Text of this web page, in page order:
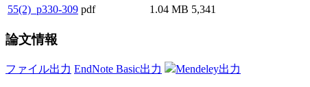
55(2)_p330-309 pdf 1.04 MB 5,341
論文情報
ファイル出力 EndNote Basic出力 Mendeley出力